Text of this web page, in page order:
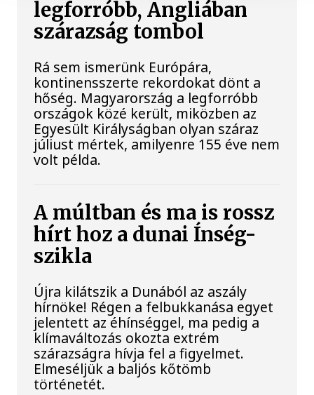
legforróbb, Angliában
szárazság tombol
Rá sem ismerünk Európára,
kontinensszerte rekordokat dönt a
hőség. Magyarország a legforróbb
országok közé került, miközben az
Egyesült Királyságban olyan száraz
júliust mértek, amilyenre 155 éve nem
volt példa.
A múltban és ma is rossz
hírt hoz a dunai Ínség-
szikla
Újra kilátszik a Dunából az aszály
hírnöke! Régen a felbukkanása egyet
jelentett az éhínséggel, ma pedig a
klímaváltozás okozta extrém
szárazságra hívja fel a figyelmet.
Elmeséljük a baljós kőtömb
történetét.